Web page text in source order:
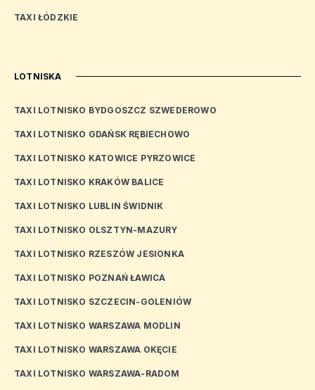
TAXI ŁÓDZKIE
LOTNISKA
TAXI LOTNISKO BYDGOSZCZ SZWEDEROWO
TAXI LOTNISKO GDAŃSK RĘBIECHOWO
TAXI LOTNISKO KATOWICE PYRZOWICE
TAXI LOTNISKO KRAKÓW BALICE
TAXI LOTNISKO LUBLIN ŚWIDNIK
TAXI LOTNISKO OLSZTYN-MAZURY
TAXI LOTNISKO RZESZÓW JESIONKA
TAXI LOTNISKO POZNAŃ ŁAWICA
TAXI LOTNISKO SZCZECIN-GOLENIÓW
TAXI LOTNISKO WARSZAWA MODLIN
TAXI LOTNISKO WARSZAWA OKĘCIE
TAXI LOTNISKO WARSZAWA-RADOM